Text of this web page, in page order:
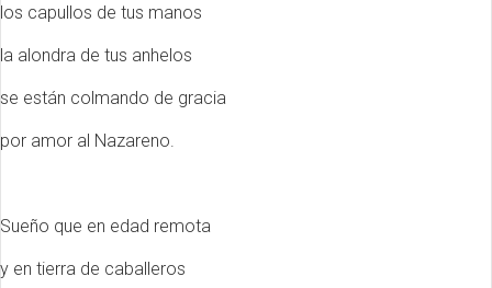
los capullos de tus manos
la alondra de tus anhelos
se están colmando de gracia
por amor al Nazareno.
Sueño que en edad remota
y en tierra de caballeros